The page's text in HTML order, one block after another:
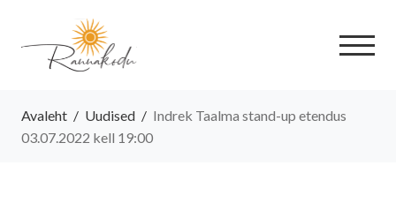
Avaleht / Uudised / Indrek Taalma stand-up etendus
03.07.2022 kell 19:00